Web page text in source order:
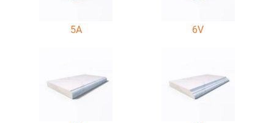
5A 6V